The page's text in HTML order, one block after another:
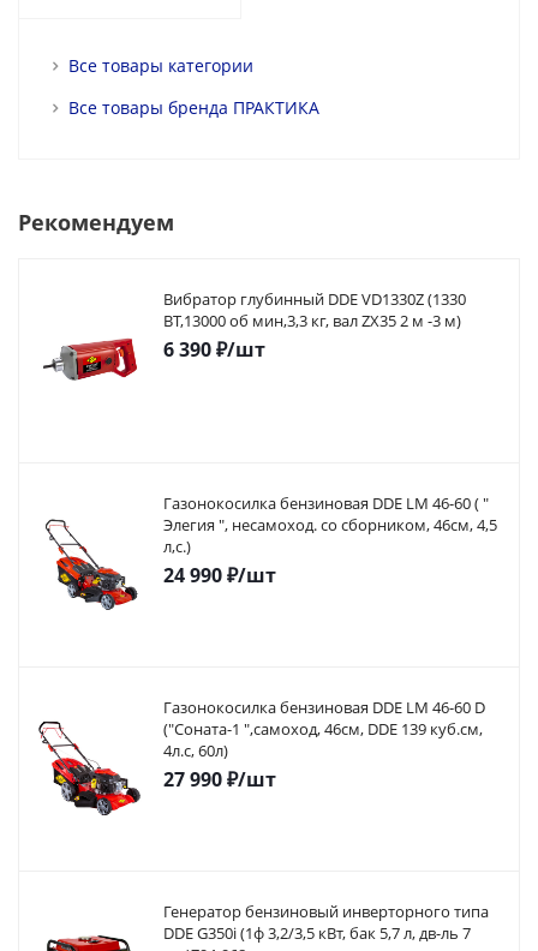
Все товары категории
Все товары бренда ПРАКТИКА
Рекомендуем
Вибратор глубинный DDE VD1330Z (1330
ВТ,13000 об мин,3,3 кг, вал ZX35 2 м -3 м)
6 390₽/шт
Газонокосилка бензиновая DDE LM 46-60 ( "
Элегия ", несамоход. со сборником, 46см, 4,5
л,с.)
24 990₽/шт
Газонокосилка бензиновая DDE LM 46-60 D
("Соната-1 ",самоход, 46cм, DDE 139 куб.см,
4л.с, 60л)
27 990₽/шт
Генератор бензиновый инверторного типа
DDE G350i (1ф 3,2/3,5 кВт, бак 5,7 л, дв-ль 7